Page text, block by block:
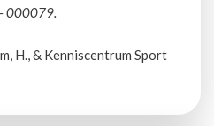
000079.
H., & Kenniscentrum Sport